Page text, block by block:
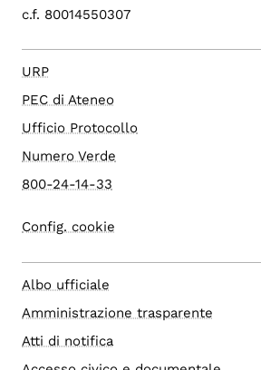
c.f. 80014550307
URP
PEC di Ateneo
Ufficio Protocollo
Numero Verde
800-24-14-33
Config. cookie
Albo ufficiale
Amministrazione trasparente
Atti di notifica